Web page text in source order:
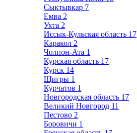
Сыктывкар 7
Емва 2
Ухта 2
Иссык-Кульская область 17
Каракол 2
Чолпон-Ата 1
Курская область 17
Курск 14
Щигры 1
Курчатов 1
Новгородская область 17
Великий Новгород 11
Пестово 2
Боровичи 1